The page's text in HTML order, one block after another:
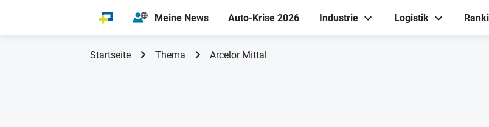
Meine News Auto-Krise 2026 Industrie Logistik
Startseite Thema Arcelor Mittal